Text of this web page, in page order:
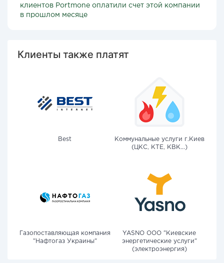
клиентов Portmone оплатили счет этой компании
в прошлом месяце
Клиенты также платят
Best
Коммунальные услуги г.Киев
(ЦКС, КТЕ, КВК...)
Газопоставляющая компания
"Нафтогаз Украины"
YASNO OOO "Киевские
энергетические услуги"
(электроэнергия)